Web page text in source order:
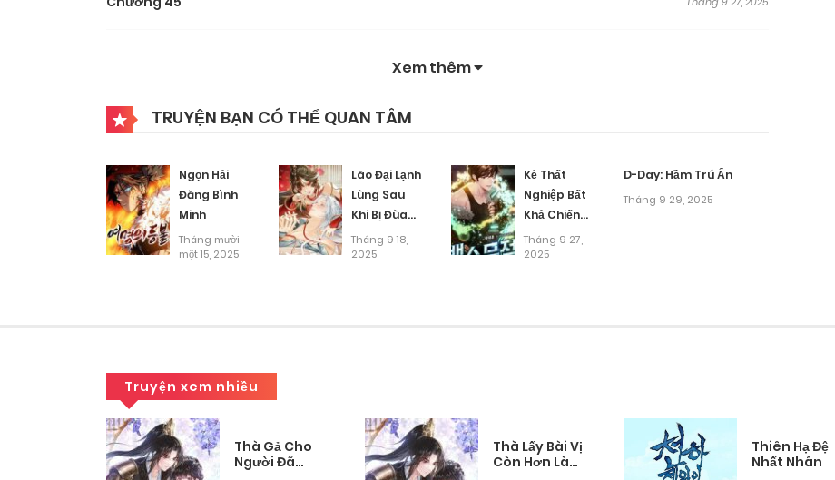
Chương 43
Chương 42 Tháng 9 27, 2025
Chương 41
Chương 38
Chương 37 Tháng 9 27, 2025
Xem thêm
TRUYỆN BẠN CÓ THỂ QUAN TÂM
Ngọn Hải
Đăng Bình
Minh
Tháng mười
một 15, 2025
Lão Đại Lạnh
Lùng Sau
Khi Bị Đùa
Bỡn Chỉ Biết
Ỉ Ôi Khóc
Tháng 9 18,
2025
Kẻ Thất
Nghiệp Bất
Khả Chiến
Bại
Tháng 9 27,
2025
D-Day: Hầm Trú Ẩn
Tháng 9 29, 2025
Truyện xem nhiều
Thà Gả Cho
Người Đã
Thà Lấy Bài Vị
Còn Hơn Làm
Thiên Hạ Đệ
Nhất Nhân